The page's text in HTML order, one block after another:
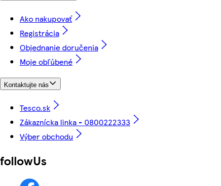
Ako nakupovať
Registrácia
Objednanie doručenia
Moje obľúbené
Kontaktujte nás
Tesco.sk
Zákaznícka linka - 0800222333
Výber obchodu
followUs